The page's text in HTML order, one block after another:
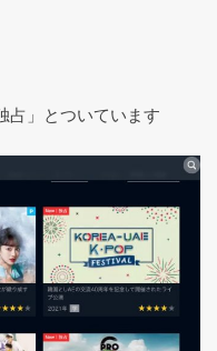
」とついています